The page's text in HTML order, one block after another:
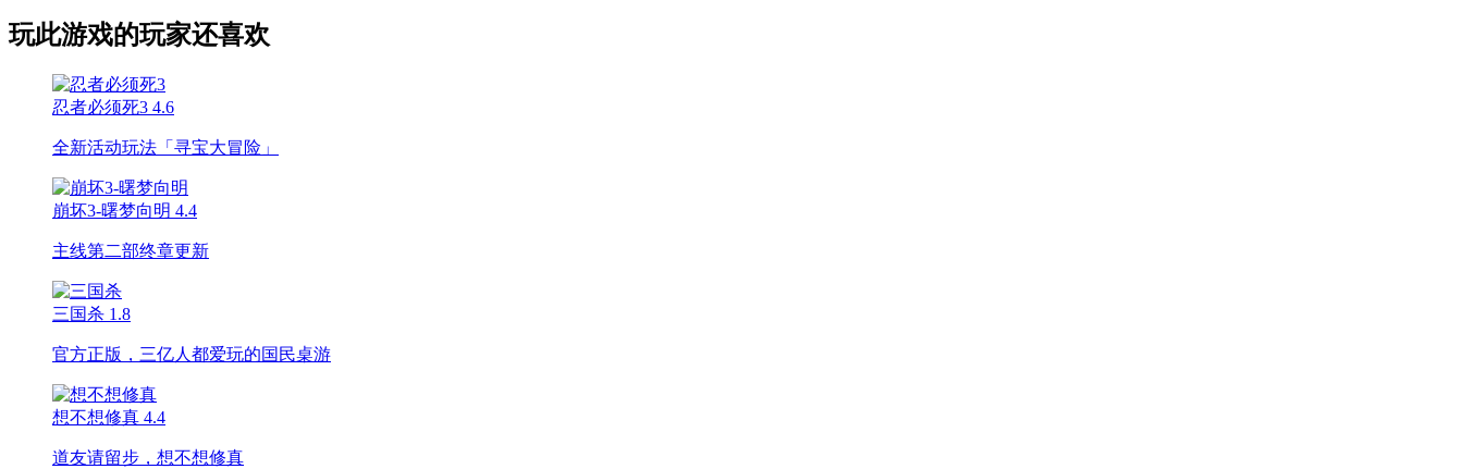
玩此游戏的玩家还喜欢
忍者必须死3 4.6
全新活动玩法「寻宝大冒险」
崩坏3-曙梦向明 4.4
主线第二部终章更新
三国杀 1.8
官方正版，三亿人都爱玩的国民桌游
想不想修真 4.4
道友请留步，想不想修真